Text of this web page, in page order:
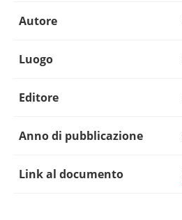
Autore
Luogo
Editore
Anno di pubblicazione
Link al documento